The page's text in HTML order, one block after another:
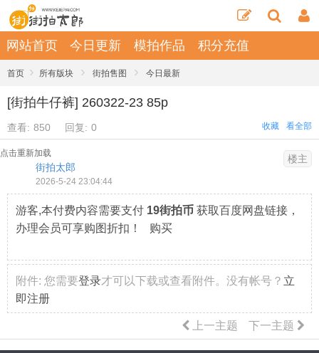
网站首页 今日更新 模拍作品 积分充值
首页 › 所有版块 › 街拍售图 › 今日最新
[街拍牛仔裤] 260322-23 85p
查看: 850 回复: 0 看全部
收藏
点击重新加载
街拍太郎
2026-5-24 23:04:44
楼主
游客,本付费内容需要支付 19街拍币 获取百度网盘链接，
办理会员可享购图折扣！ 购买
附件: 您需要登录才可以下载或查看附件。没有帐号？ 立
即注册
下一主题
上一主题